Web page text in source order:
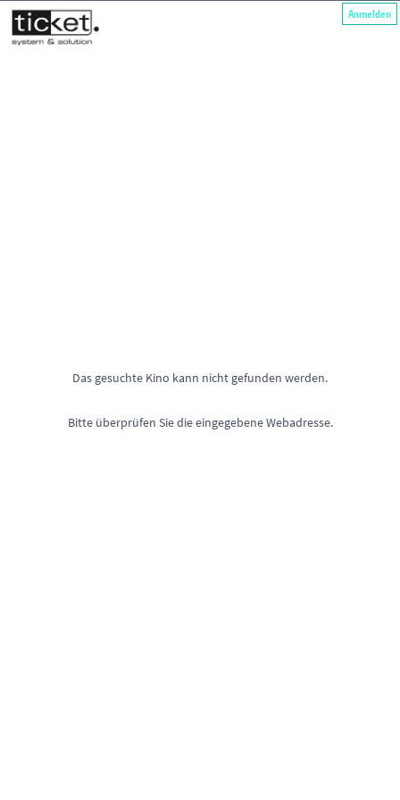
Anmelden
Das gesuchte Kino kann nicht gefunden werden.
Bitte überprüfen Sie die eingegebene Webadresse.